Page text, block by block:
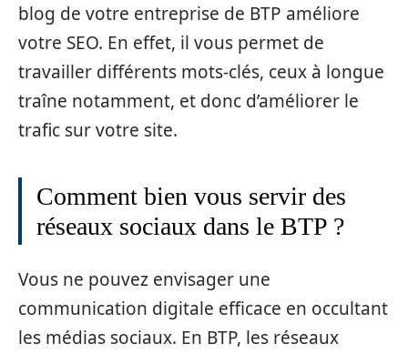
blog de votre entreprise de BTP améliore
votre SEO. En effet, il vous permet de
travailler différents mots-clés, ceux à longue
traîne notamment, et donc d’améliorer le
trafic sur votre site.
Comment bien vous servir des
réseaux sociaux dans le BTP ?
Vous ne pouvez envisager une
communication digitale efficace en occultant
les médias sociaux. En BTP, les réseaux